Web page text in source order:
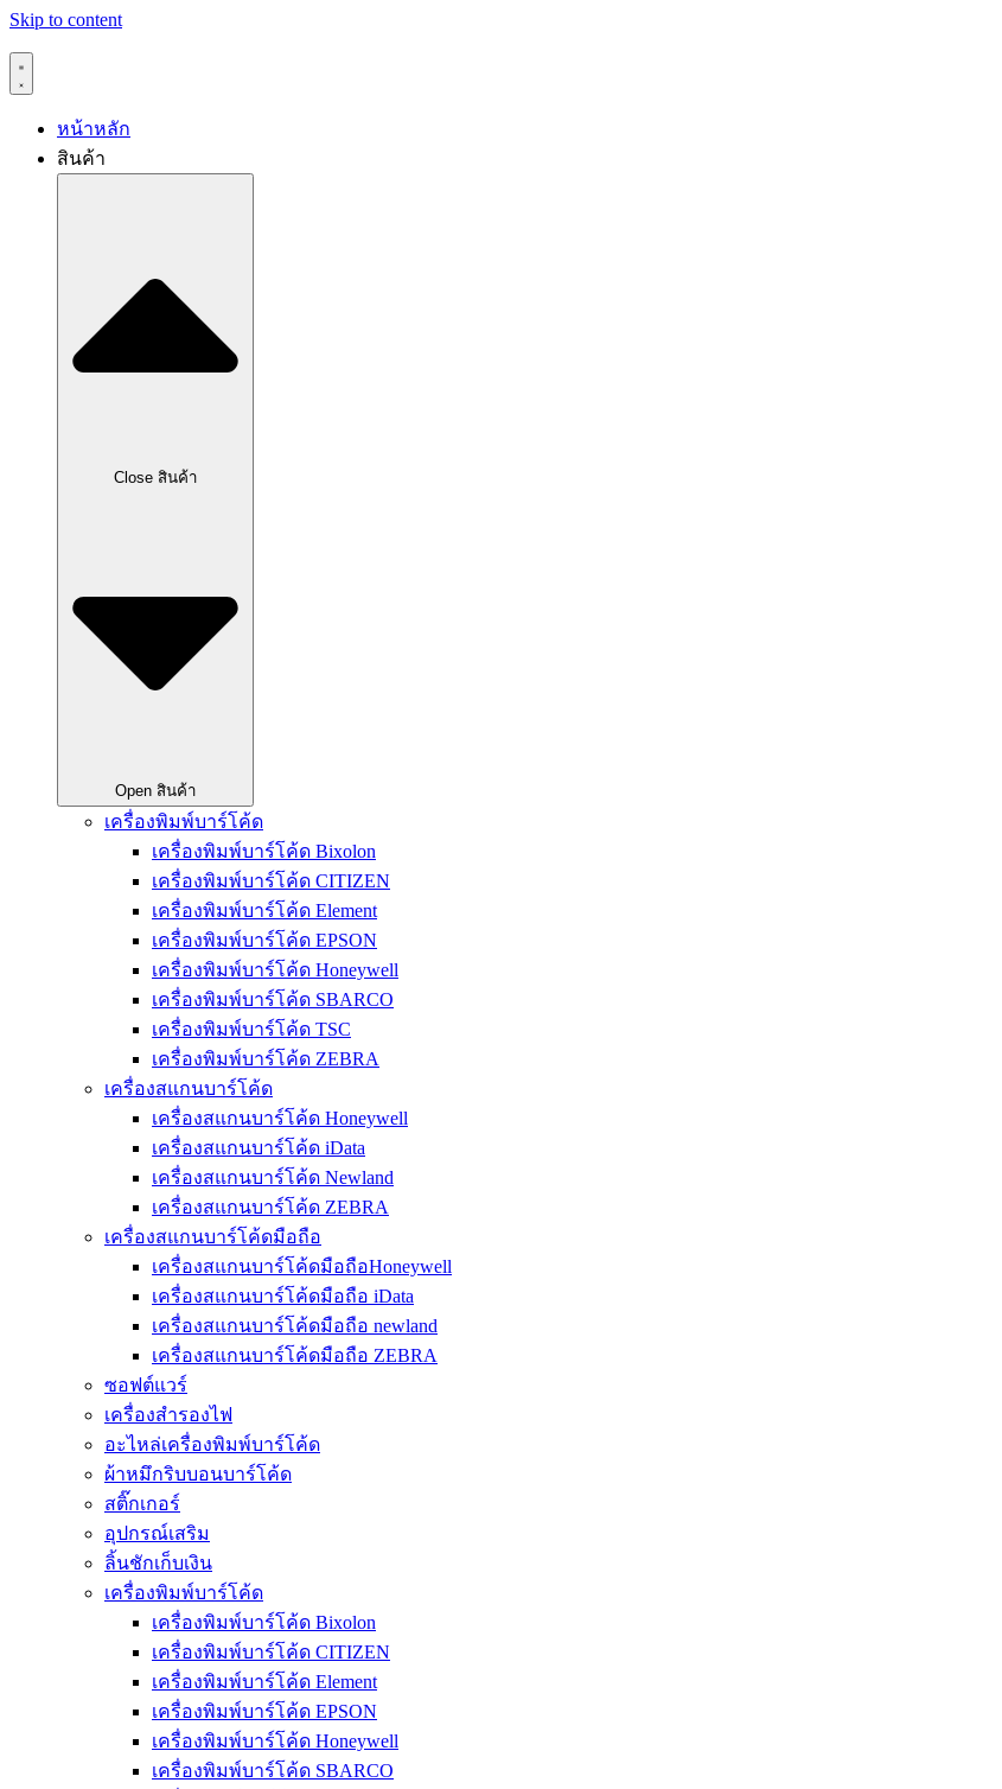
Skip to content
หน้าหลัก
สินค้า
Close สินค้า
Open สินค้า
เครื่องพิมพ์บาร์โค้ด
เครื่องพิมพ์บาร์โค้ด Bixolon
เครื่องพิมพ์บาร์โค้ด CITIZEN
เครื่องพิมพ์บาร์โค้ด Element
เครื่องพิมพ์บาร์โค้ด EPSON
เครื่องพิมพ์บาร์โค้ด Honeywell
เครื่องพิมพ์บาร์โค้ด SBARCO
เครื่องพิมพ์บาร์โค้ด TSC
เครื่องพิมพ์บาร์โค้ด ZEBRA
เครื่องสแกนบาร์โค้ด
เครื่องสแกนบาร์โค้ด Honeywell
เครื่องสแกนบาร์โค้ด iData
เครื่องสแกนบาร์โค้ด Newland
เครื่องสแกนบาร์โค้ด ZEBRA
เครื่องสแกนบาร์โค้ดมือถือ
เครื่องสแกนบาร์โค้ดมือถือHoneywell
เครื่องสแกนบาร์โค้ดมือถือ iData
เครื่องสแกนบาร์โค้ดมือถือ newland
เครื่องสแกนบาร์โค้ดมือถือ ZEBRA
ซอฟต์แวร์
เครื่องสำรองไฟ
อะไหล่เครื่องพิมพ์บาร์โค้ด
ผ้าหมึกริบบอนบาร์โค้ด
สติ๊กเกอร์
อุปกรณ์เสริม
ลิ้นชักเก็บเงิน
เครื่องพิมพ์บาร์โค้ด
เครื่องพิมพ์บาร์โค้ด Bixolon
เครื่องพิมพ์บาร์โค้ด CITIZEN
เครื่องพิมพ์บาร์โค้ด Element
เครื่องพิมพ์บาร์โค้ด EPSON
เครื่องพิมพ์บาร์โค้ด Honeywell
เครื่องพิมพ์บาร์โค้ด SBARCO